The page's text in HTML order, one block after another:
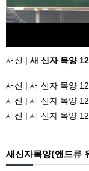
람
(8)
리
스
를
인
식
하
고
함
새신 | 새 신자 목양 12주 -
새신 | 새 신자 목양 12주
새신 | 새 신자 목양 12
새신 | 새 신자 목양
새신자목양(앤드류